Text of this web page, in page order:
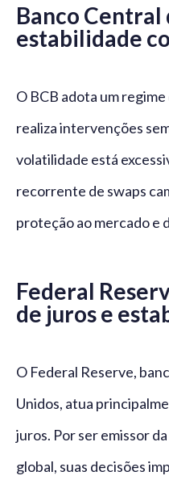
Banco Central
estabilidade
O BCB adota um
realiza intervenções
volatilidade está
recorrente de swaps
proteção ao mercado e
Federal
de juros e
O Federal Reserve,
Unidos, atua
juros. Por ser emissor
global, suas decisões